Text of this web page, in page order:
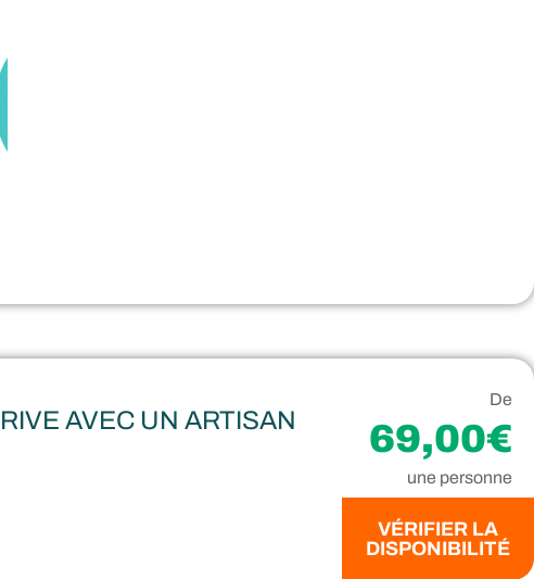
AVEC UN ARTISAN
De
69,00€
une personne
VÉRIFIER LA
DISPONIBILITÉ